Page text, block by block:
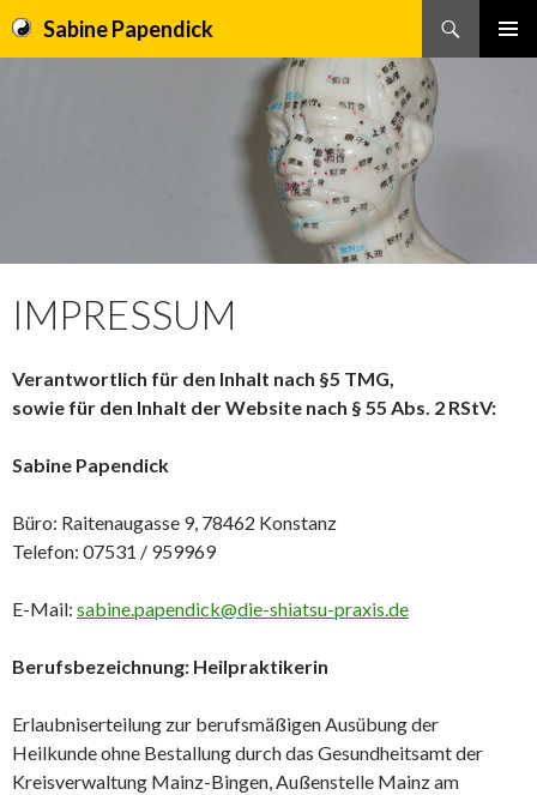
Sabine Papendick
Suchen
IMPRESSUM
Verantwortlich für den Inhalt nach §5 TMG,
sowie für den Inhalt der Website nach § 55 Abs. 2 RStV:
Sabine Papendick
Büro: Raitenaugasse 9, 78462 Konstanz
Telefon: 07531 / 959969
E-Mail: sabine.papendick@die-shiatsu-praxis.de
Berufsbezeichnung: Heilpraktikerin
Erlaubniserteilung zur berufsmäßigen Ausübung der
Heilkunde ohne Bestallung durch das Gesundheitsamt der
Kreisverwaltung Mainz-Bingen, Außenstelle Mainz am